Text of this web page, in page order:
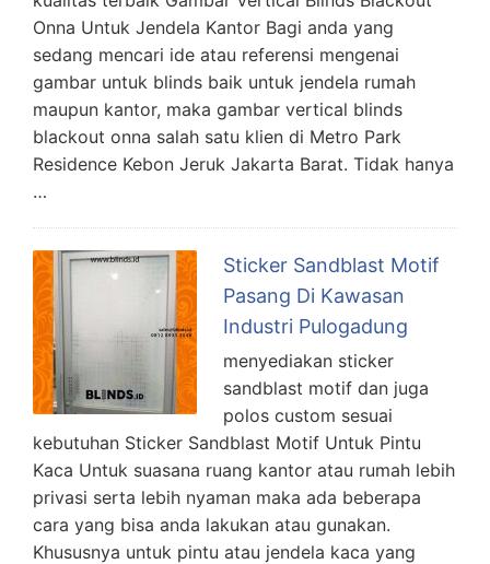
Onna Untuk Jendela Kantor Bagi anda yang
sedang mencari ide atau referensi mengenai
gambar untuk blinds baik untuk jendela rumah
maupun kantor, maka gambar vertical blinds
blackout onna salah satu klien di Metro Park
Residence Kebon Jeruk Jakarta Barat. Tidak hanya
…
Sticker Sandblast Motif
Pasang Di Kawasan
Industri Pulogadung
menyediakan sticker
sandblast motif dan juga
polos custom sesuai
kebutuhan Sticker Sandblast Motif Untuk Pintu
Kaca Untuk suasana ruang kantor atau rumah lebih
privasi serta lebih nyaman maka ada beberapa
cara yang bisa anda lakukan atau gunakan.
Khususnya untuk pintu atau jendela kaca yang